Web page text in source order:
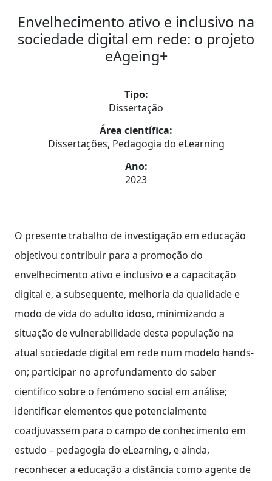
Envelhecimento ativo e inclusivo na
sociedade digital em rede: o projeto
eAgeing+
Tipo:
Dissertação
Área científica:
Dissertações, Pedagogia do eLearning
Ano:
2023
O presente trabalho de investigação em educação
objetivou contribuir para a promoção do
envelhecimento ativo e inclusivo e a capacitação
digital e, a subsequente, melhoria da qualidade e
modo de vida do adulto idoso, minimizando a
situação de vulnerabilidade desta população na
atual sociedade digital em rede num modelo hands-
on; participar no aprofundamento do saber
científico sobre o fenómeno social em análise;
identificar elementos que potencialmente
coadjuvassem para o campo de conhecimento em
estudo – pedagogia do eLearning, e ainda,
reconhecer a educação a distância como agente de